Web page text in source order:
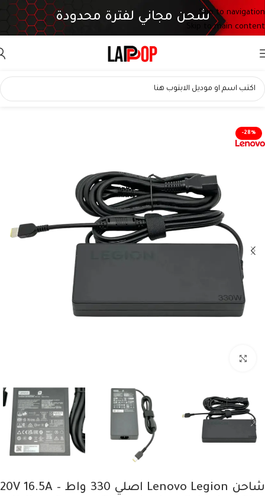
Skip to navigation
Skip to main content
شحن مجاني لفترة محدودة
-28%
شاحن Lenovo Legion اصلي 330 واط – 20V 16.5A